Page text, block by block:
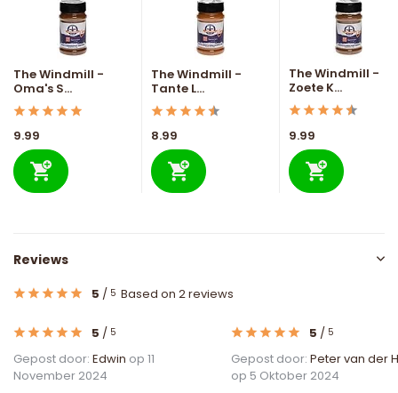
The Windmill -
Oma's S...
9.99
The Windmill -
Tante L...
8.99
The Windmill -
Zoete K...
9.99
Reviews
5 / 5 Based on 2 reviews
5 / 5
Gepost door: Edwin op 11
November 2024
5 / 5
Gepost door: Peter van der
op 5 Oktober 2024